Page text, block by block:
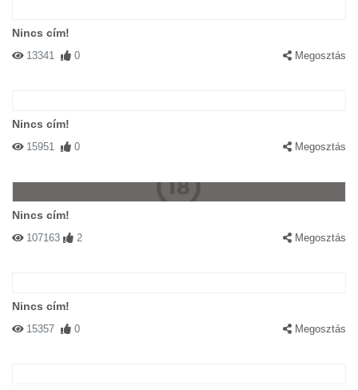
Nincs cím!
13341 0 Megosztás
Nincs cím!
15951 0 Megosztás
Nincs cím!
107163 2 Megosztás
Nincs cím!
15357 0 Megosztás